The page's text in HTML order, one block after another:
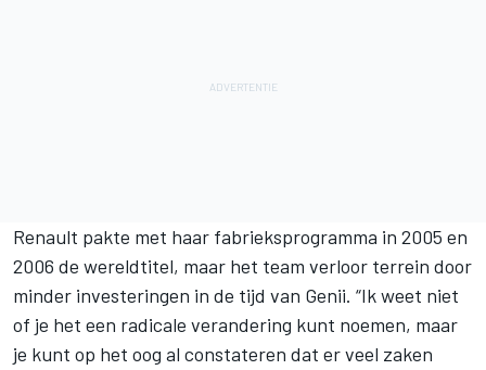
Renault pakte met haar fabrieksprogramma in 2005 en
2006 de wereldtitel, maar het team verloor terrein door
minder investeringen in de tijd van Genii. “Ik weet niet
of je het een radicale verandering kunt noemen, maar
je kunt op het oog al constateren dat er veel zaken